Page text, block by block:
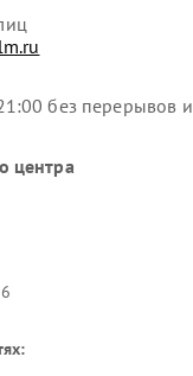
без перерывов
центра